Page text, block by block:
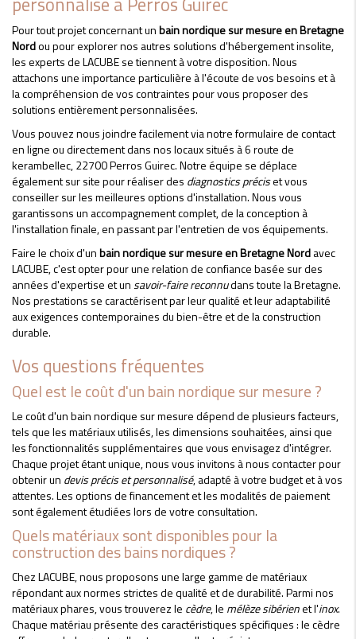
Pour tout projet concernant unbain nordique sur mesure en Bretagne
Nordou pour explorer nos autres solutions d'hébergement insolite,
les experts de LACUBE se tiennent à votre disposition. Nous
attachons une importance particulière à l'écoute de vos besoins et à
la compréhension de vos contraintes pour vous proposer des
solutions entièrement personnalisées.
Vous pouvez nous joindre facilement via notre formulaire de contact
en ligne ou directement dans nos locaux situés à 6 route de
kerambellec, 22700 Perros Guirec. Notre équipe se déplace
également sur site pour réaliser des diagnostics préciset vous
conseiller sur les meilleures options d'installation. Nous vous
garantissons un accompagnement complet, de la conception à
l'installation finale, en passant par l'entretien de vos équipements.
Faire le choix d'unbain nordique sur mesure en Bretagne Nordavec
LACUBE, c'est opter pour une relation de confiance basée sur des
années d'expertise et un savoir-faire reconnudans toute la Bretagne.
Nos prestations se caractérisent par leur qualité et leur adaptabilité
aux exigences contemporaines du bien-être et de la construction
durable.
Vos questions fréquentes
Quel est le coût d'un bain nordique sur mesure ?
Le coût d'un bain nordique sur mesure dépend de plusieurs facteurs,
tels que les matériaux utilisés, les dimensions souhaitées, ainsi que
les fonctionnalités supplémentaires que vous envisagez d'intégrer.
Chaque projet étant unique, nous vous invitons à nous contacter pour
obtenir un devis précis et personnalisé, adapté à votre budget et à vos
attentes. Les options de financement et les modalités de paiement
sont également étudiées lors de votre consultation.
Quels matériaux sont disponibles pour la
construction des bains nordiques ?
Chez LACUBE, nous proposons une large gamme de matériaux
répondant aux normes strictes de qualité et de durabilité. Parmi nos
matériaux phares, vous trouverez le cèdre, le mélèze sibérienet l'inox.
Chaque matériau présente des caractéristiques spécifiques : le cèdre